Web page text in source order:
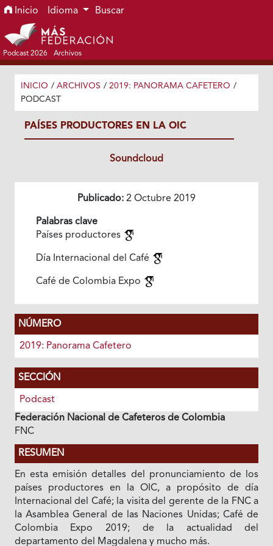
Ir al menú de navegación principal
Ir al contenido principal
Ir al pie de página del sitio
Inicio Idioma Buscar
Podcast 2026 Archivos
INICIO / ARCHIVOS / 2019: PANORAMA CAFETERO /
PODCAST
PAÍSES PRODUCTORES EN LA OIC
Soundcloud
Publicado: 2 Octubre 2019
Palabras clave
Países productores
Día Internacional del Café
Café de Colombia Expo
NÚMERO
2019: Panorama Cafetero
SECCIÓN
Podcast
Federación Nacional de Cafeteros de Colombia
FNC
RESUMEN
En esta emisión detalles del pronunciamiento de los
países productores en la OIC, a propósito de día
Internacional del Café; la visita del gerente de la FNC a
la Asamblea General de las Naciones Unidas; Café de
Colombia Expo 2019; de la actualidad del
departamento del Magdalena y mucho más.